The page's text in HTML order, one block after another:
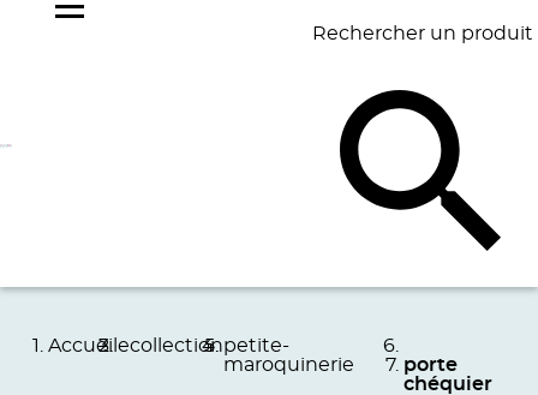
Rechercher un produit
BAGAGERIE BUREAU
Accueil ecollectionpetite-
maroquinerie
porte
chéquier